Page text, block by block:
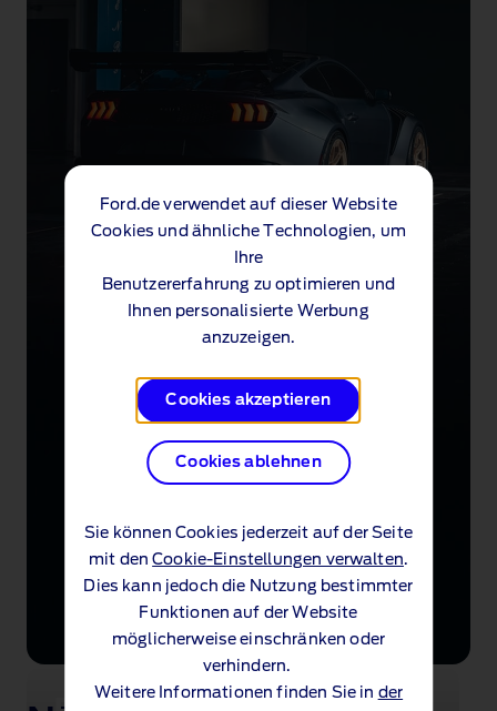
Ford.de verwendet auf dieser Website
Cookies und ähnliche Technologien, um
Ihre
Benutzererfahrung zu optimieren und
Ihnen personalisierte Werbung
anzuzeigen.
Cookies akzeptieren
Cookies ablehnen
Sie können Cookies jederzeit auf der Seite
mit denCookie-Einstellungen verwalten.
Dies kann jedoch die Nutzung bestimmter
Funktionen auf der Website
möglicherweise einschränken oder
verhindern.
Weitere Informationen finden Sie in der